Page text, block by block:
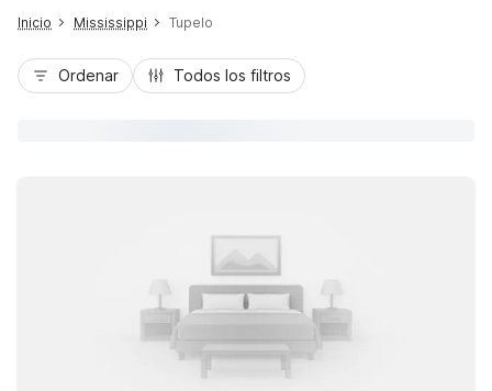
Inicio Mississippi Tupelo
Ordenar Todos los filtros